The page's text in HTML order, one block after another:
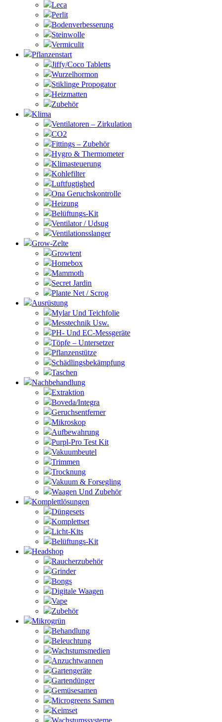
Leca
Perlit
Bodenverbesserung
Steinwolle
Vermiculit
Pflanzenstart
Jiffy/Coco Tabletts
Wurzelhormon
Stiklinge Propogator
Heizmatten
Zubehör
Klima
Ventilatoren – Zirkulation
CO2
Fittings – Zubehör
Hygro & Thermometer
Klimasteuerung
Kohlefilter
Luftfugtighed
Ona Geruchskontrolle
Heizung
Belüftungs-Kit
Ventilator / Udsug
Ventilationsslanger
Grow-Zelte
Growtent
Homebox
Mammoth
Secret Jardin
Plante Net / Scrog
Ausrüstung
Mylar Und Teichfolie
Messtechnik Usw.
PH- Und EC-Messgeräte
Töpfe – Untersetzer
Pflanzenstütze
Schädlingsbekämpfung
Taschen
Nachbehandlung
Extraktion
Boveda/Integra
Geruchsentferner
Mikroskop
Aufbewahrung
Purpl-Pro Test Kit
Vakuumbeutel
Trimmen
Trocknung
Vakuum & Forsegling
Waagen Und Zubehör
Komplettlösungen
Düngesets
Komplettset
Licht-Kits
Belüftungs-Kit
Headshop
Raucherzubehör
Grinder
Bongs
Digitale Waagen
Vape
Zubehör
Mikrogrün
Behandlung
Beleuchtung
Wachstumsmedien
Anzuchtwannen
Gartengeräte
Gartendünger
Gemüsesamen
Microgreens Samen
Keimset
Wachstumssysteme